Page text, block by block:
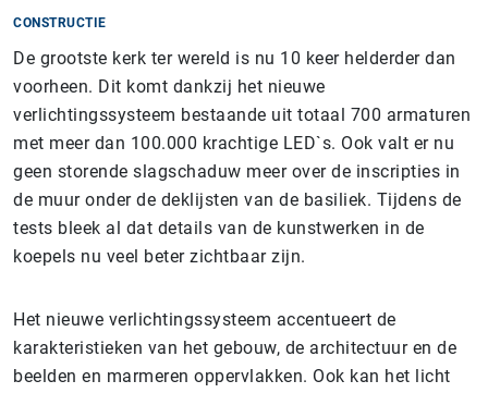
CONSTRUCTIE
De grootste kerk ter wereld is nu 10 keer helderder dan
voorheen. Dit komt dankzij het nieuwe
verlichtingssysteem bestaande uit totaal 700 armaturen
met meer dan 100.000 krachtige LED`s. Ook valt er nu
geen storende slagschaduw meer over de inscripties in
de muur onder de deklijsten van de basiliek. Tijdens de
tests bleek al dat details van de kunstwerken in de
koepels nu veel beter zichtbaar zijn.
Het nieuwe verlichtingssysteem accentueert de
karakteristieken van het gebouw, de architectuur en de
beelden en marmeren oppervlakken. Ook kan het licht